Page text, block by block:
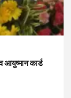
आयुष्मान कार्ड